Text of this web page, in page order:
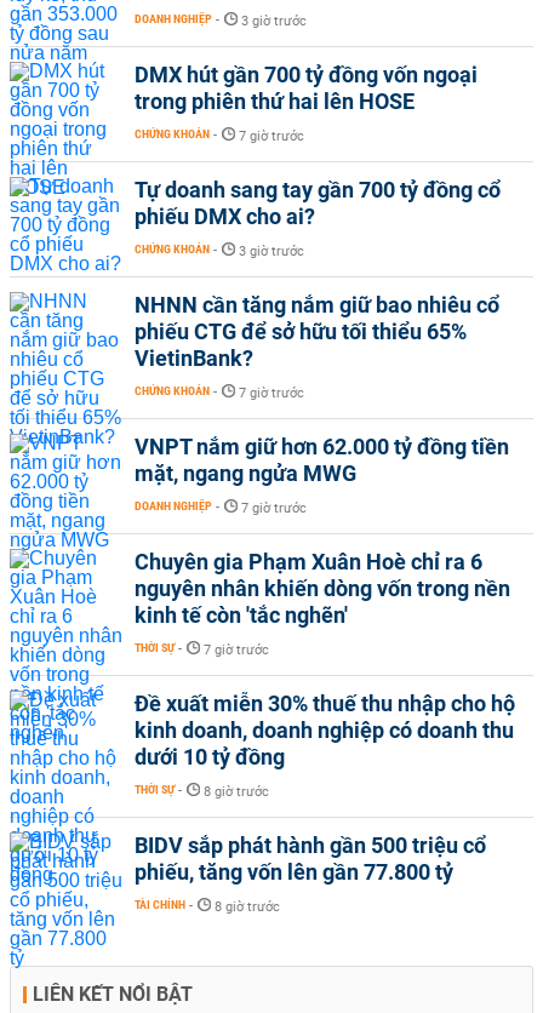
DOANH NGHIỆP - 3 giờ trước
DMX hút gần 700 tỷ đồng vốn ngoại
trong phiên thứ hai lên HOSE
CHỨNG KHOÁN - 7 giờ trước
Tự doanh sang tay gần 700 tỷ đồng cổ
phiếu DMX cho ai?
CHỨNG KHOÁN - 3 giờ trước
NHNN cần tăng nắm giữ bao nhiêu cổ
phiếu CTG để sở hữu tối thiểu 65%
VietinBank?
CHỨNG KHOÁN - 7 giờ trước
VNPT nắm giữ hơn 62.000 tỷ đồng tiền
mặt, ngang ngửa MWG
DOANH NGHIỆP - 7 giờ trước
Chuyên gia Phạm Xuân Hoè chỉ ra 6
nguyên nhân khiến dòng vốn trong nền
kinh tế còn 'tắc nghẽn'
THỜI SỰ - 7 giờ trước
Đề xuất miễn 30% thuế thu nhập cho hộ
kinh doanh, doanh nghiệp có doanh thu
dưới 10 tỷ đồng
THỜI SỰ - 8 giờ trước
BIDV sắp phát hành gần 500 triệu cổ
phiếu, tăng vốn lên gần 77.800 tỷ
TÀI CHÍNH - 8 giờ trước
LIÊN KẾT NỔI BẬT